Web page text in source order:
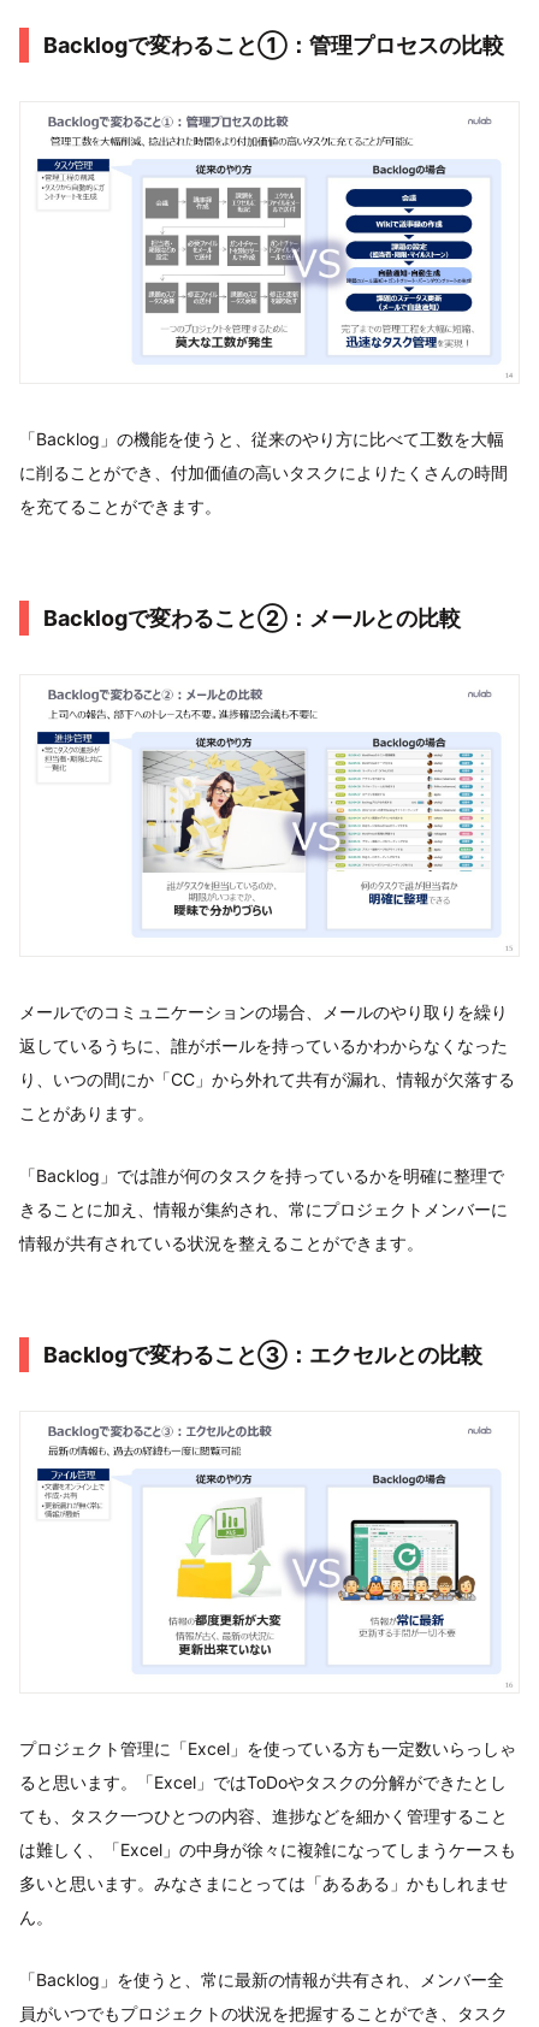
Backlogで変わること①：管理プロセスの比較
「Backlog」の機能を使うと、従来のやり方に比べて工数を大幅
に削ることができ、付加価値の高いタスクによりたくさんの時間
を充てることができます。
Backlogで変わること②：メールとの比較
メールでのコミュニケーションの場合、メールのやり取りを繰り
返しているうちに、誰がボールを持っているかわからなくなった
り、いつの間にか「CC」から外れて共有が漏れ、情報が欠落する
ことがあります。
「Backlog」では誰が何のタスクを持っているかを明確に整理で
きることに加え、情報が集約され、常にプロジェクトメンバーに
情報が共有されている状況を整えることができます。
Backlogで変わること③：エクセルとの比較
プロジェクト管理に「Excel」を使っている方も一定数いらっしゃ
ると思います。「Excel」ではToDoやタスクの分解ができたとし
ても、タスク一つひとつの内容、進捗などを細かく管理すること
は難しく、「Excel」の中身が徐々に複雑になってしまうケースも
多いと思います。みなさまにとっては「あるある」かもしれませ
ん。
「Backlog」を使うと、常に最新の情報が共有され、メンバー全
員がいつでもプロジェクトの状況を把握することができ、タスク